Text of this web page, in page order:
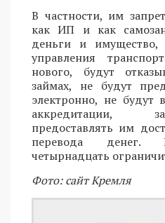
В частности, им
как ИП и как
деньги и имущество,
управления
нового, будут
займах, не будут
электронно, не будут
аккредитации,
предоставлять им
перевода денег.
четырнадцать
Фото: сайт Кремля